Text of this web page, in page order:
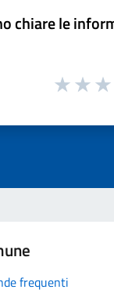
chiare le
frequenti